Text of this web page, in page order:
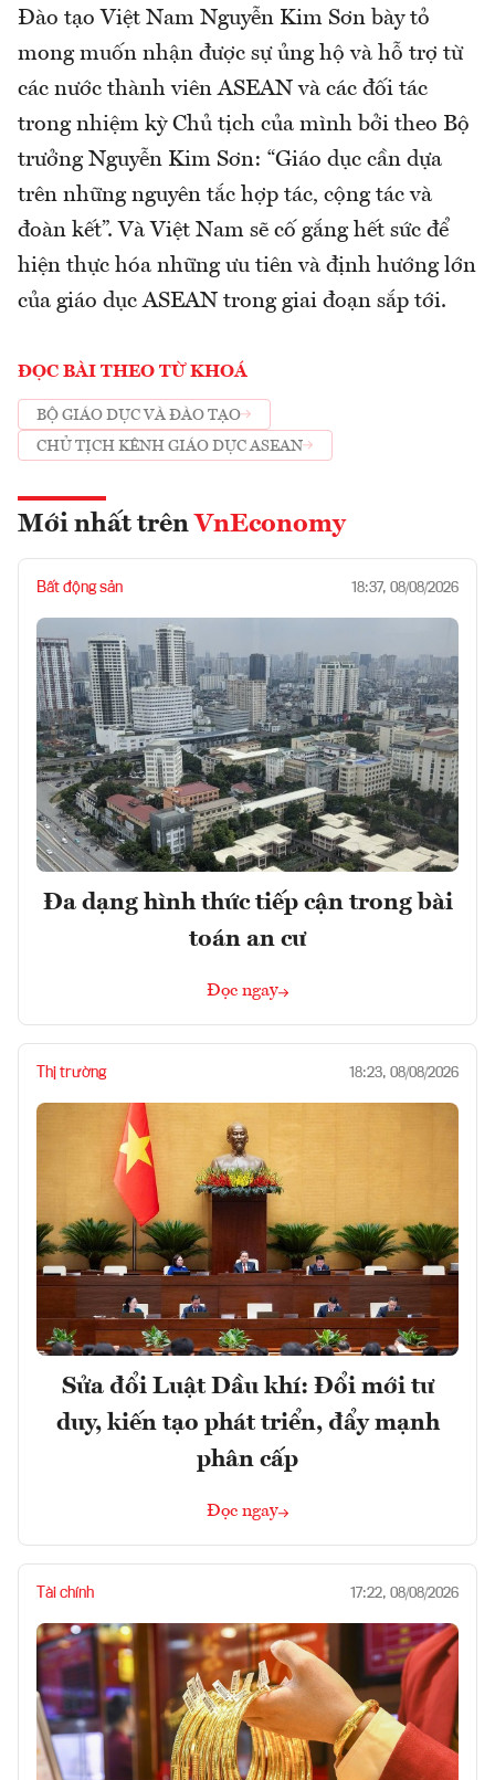
Đào tạo Việt Nam Nguyễn Kim Sơn bày tỏ
mong muốn nhận được sự ủng hộ và hỗ trợ từ
các nước thành viên ASEAN và các đối tác
trong nhiệm kỳ Chủ tịch của mình bởi theo Bộ
trưởng Nguyễn Kim Sơn: “Giáo dục cần dựa
trên những nguyên tắc hợp tác, cộng tác và
đoàn kết”. Và Việt Nam sẽ cố gắng hết sức để
hiện thực hóa những ưu tiên và định hướng lớn
của giáo dục ASEAN trong giai đoạn sắp tới.
ĐỌC BÀI THEO TỪ KHOÁ
BỘ GIÁO DỤC VÀ ĐÀO TẠO
CHỦ TỊCH KÊNH GIÁO DỤC ASEAN
Mới nhất trên VnEconomy
Bất động sản 18:37, 08/08/2026
Đa dạng hình thức tiếp cận trong bài
toán an cư
Đọc ngay
Thị trường 18:23, 08/08/2026
Sửa đổi Luật Dầu khí: Đổi mới tư
duy, kiến tạo phát triển, đẩy mạnh
phân cấp
Đọc ngay
Tài chính 17:22, 08/08/2026